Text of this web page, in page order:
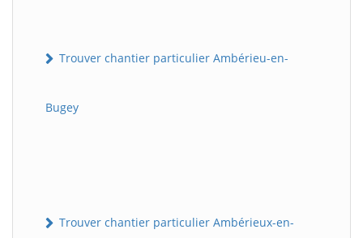
Trouver chantier particulier Ambérieu-en-
Bugey
Trouver chantier particulier Ambérieux-en-